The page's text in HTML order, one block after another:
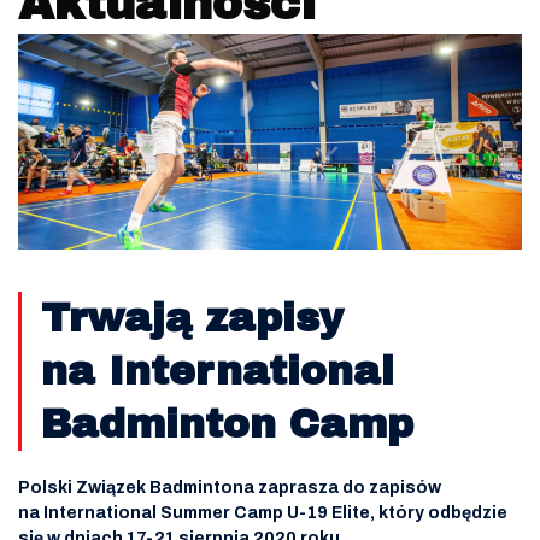
Trwają zapisy
na International
Badminton Camp
Polski Związek Badmintona zaprasza do zapisów
na International Summer Camp U-19 Elite, który odbędzie